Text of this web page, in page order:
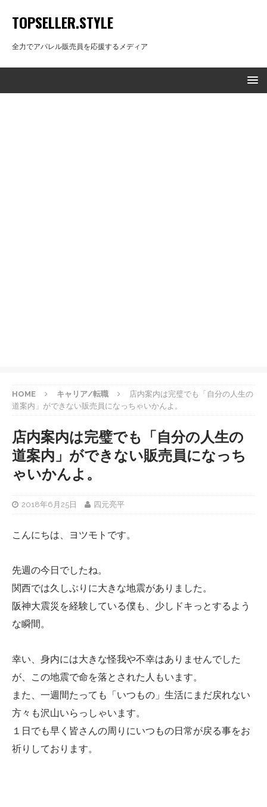
TOPSELLER.STYLE
全力でアパレル販売員を応援するメディア
HOME キャリア/転職
店内案内は完璧でも「自分の人生の
道案内」ができない販売員になっちゃいかんよ。
店内案内は完璧でも「自分の人生の
道案内」ができない販売員になっち
ゃいかんよ。
2018年6月25日 四元亮平
こんにちは、ヨツモトです。
先週の今日でしたね。
関西では久しぶりに大きな地震がありました。
阪神大震災を経験している僕も、少しドキっとするよう
な瞬間。
幸い、身内には大きな怪我や不幸はありませんでした
が、この地震で命を落とされた人もいます。
また、一週間たっても「いつもの」生活にまだ戻れない
方々も沢山いらっしゃいます。
１日でも早く皆さんの周りにいつもの日常が戻る事をお
祈りしております。